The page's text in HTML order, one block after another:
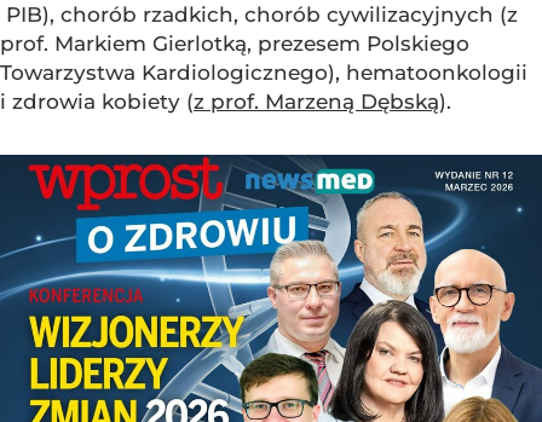
PIB), chorób rzadkich, chorób cywilizacyjnych (z
prof. Markiem Gierlotką, prezesem Polskiego
Towarzystwa Kardiologicznego), hematoonkologii
i zdrowia kobiety (z prof. Marzeną Dębską).